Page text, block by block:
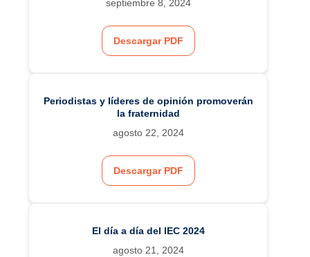
septiembre 8, 2024
Descargar PDF
Periodistas y líderes de opinión promoverán
la fraternidad
agosto 22, 2024
Descargar PDF
El día a día del IEC 2024
agosto 21, 2024